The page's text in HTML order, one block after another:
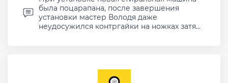
была поцарапана, после завершения
установки мастер Володя даже
неудосужился контргайки на ножках затя...